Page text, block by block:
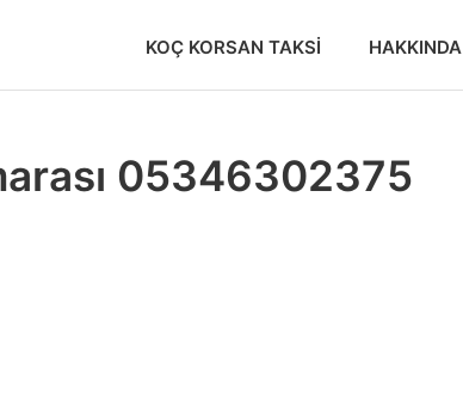
KOÇ KORSAN TAKSI HAKKINDA
05346302375